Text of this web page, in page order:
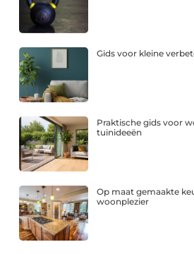
Gids voor kleine
Praktische gids voor
tuinideeën
Op maat gemaakte
woonplezier